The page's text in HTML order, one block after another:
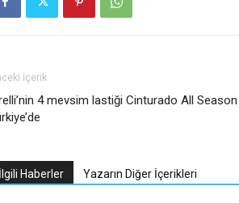
İçerik
4 mevsim lastiği Cinturado All Season
İlgili Haberler Yazarın Diğer İçerikleri